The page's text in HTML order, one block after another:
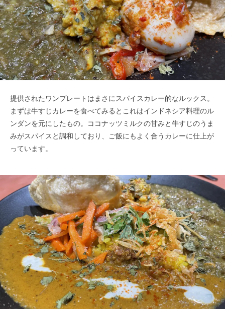
提供されたワンプレートはまさにスパイスカレー的なルックス。
まずは牛すじカレーを食べてみるとこれはインドネシア料理のル
ンダンを元にしたもの。ココナッツミルクの甘みと牛すじのうま
みがスパイスと調和しており、ご飯にもよく合うカレーに仕上が
っています。